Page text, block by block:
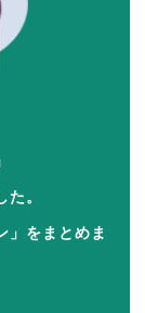
。
」をまとめま